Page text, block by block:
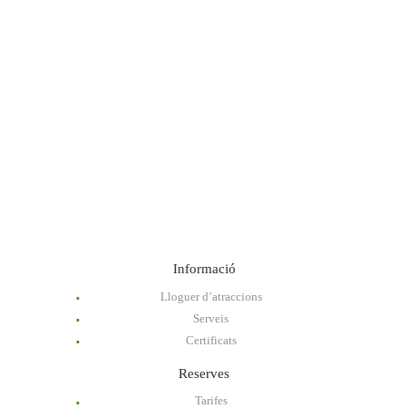
Informació
Lloguer d’atraccions
Serveis
Certificats
Reserves
Tarifes